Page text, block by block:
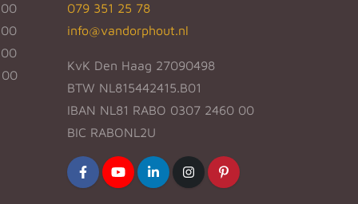
079 351 25 78
info@vandorphout.nl
KvK Den Haag 27090498
BTW NL815442415.B01
IBAN NL81 RABO 0307 2460 00
BIC RABONL2U